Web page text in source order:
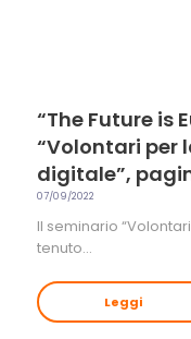
“The Future is
“Volontari per
digitale”,
07/09/2022
Il seminario
tenuto…
Leggi